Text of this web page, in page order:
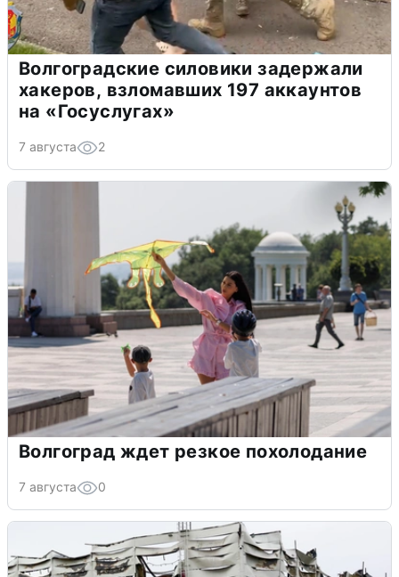
Волгоградские силовики задержали
хакеров, взломавших 197 аккаунтов
на «Госуслугах»
7 августа 2
Волгоград ждет резкое похолодание
7 августа 0